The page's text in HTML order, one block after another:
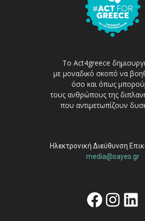
Το Act4greece
με μοναδικό σκοπό να
όσο και όπως
τους ανθρώπους της
που αντιμετωπίζουν
Ηλεκτρονική Διεύθυνση
media@sayes.gr